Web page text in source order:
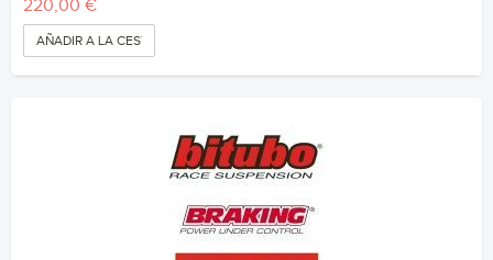
220,00 €
AÑADIR A LA CESTA